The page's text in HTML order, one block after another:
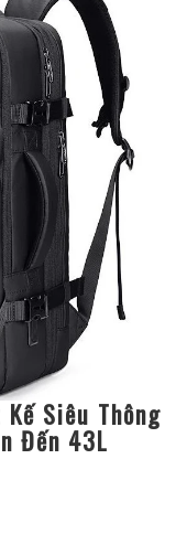
Siêu Thông
Đến 43L